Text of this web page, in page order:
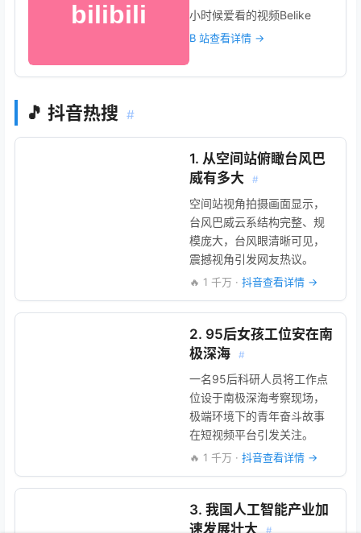
小时候爱看的视频Belike
B 站查看详情 →
🎵 抖音热搜 #
1. 从空间站俯瞰台风巴
威有多大
#
空间站视角拍摄画面显示，
台风巴威云系结构完整、规
模庞大，台风眼清晰可见，
震撼视角引发网友热议。
🔥 1 千万 · 抖音查看详情 →
2. 95后女孩工位安在南
极深海
#
一名95后科研人员将工作点
位设于南极深海考察现场，
极端环境下的青年奋斗故事
在短视频平台引发关注。
🔥 1 千万 · 抖音查看详情 →
3. 我国人工智能产业加
速发展壮大
#